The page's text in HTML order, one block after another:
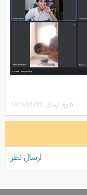
تاریخ ارسال: 1401/01/26
ارسال نظر